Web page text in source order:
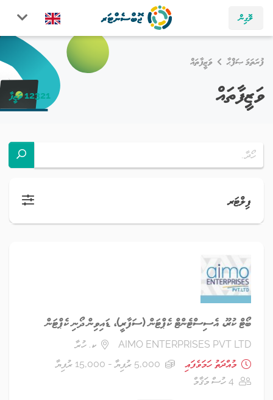
ލޮގިން
ފުރަތަމަ ޞަފްޙާ ވަޒީފާތައް
ވަޒީފާތައް 12321 ވަޒީފާ
ފިލްޓަރ
ބޯޓް ކުރޫ، އެސިސްޓެންޓް ކެޕްޓަން (ސަފާރީ)، ޑައިވިން ދޯނި ކެޕްޓަން
AIMO ENTERPRISES PVT LTD
ކ. ހުރާ
މުއްދަތު ހަމަވެފައި
5,000 ރުފިޔާ - 15,000 ރުފިޔާ
4 ހުސް މަޤާމް